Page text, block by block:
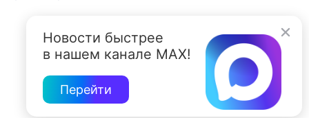
Новости быстрее
в нашем канале MAX!
Перейти